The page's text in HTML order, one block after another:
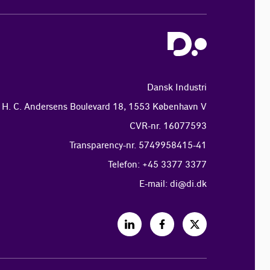
Dansk Industri
H. C. Andersens Boulevard 18, 1553 København V
CVR-nr. 16077593
Transparency-nr. 5749958415-41
Telefon: +45 3377 3377
E-mail: di@di.dk